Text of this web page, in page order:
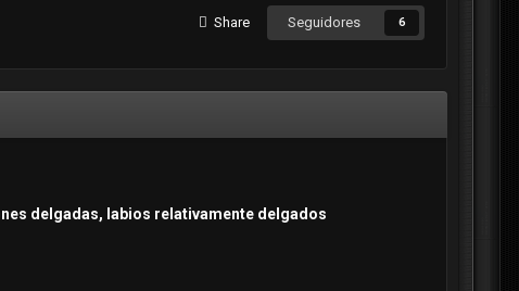
Share Seguidores 6
delgadas, labios relativamente delgados